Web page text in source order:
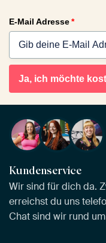
E-Mail Adresse*
Ja, ich möchte
Kundenservice
Wir sind für dich da.
erreichst du uns
Chat sind wir rund